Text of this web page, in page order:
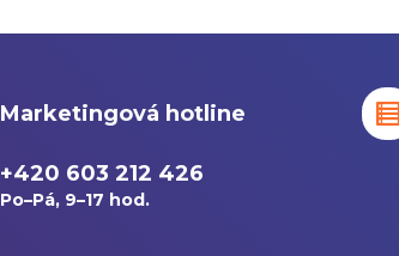
Marketingová hotline
+420 603 212 426
Po–Pá, 9–17 hod.